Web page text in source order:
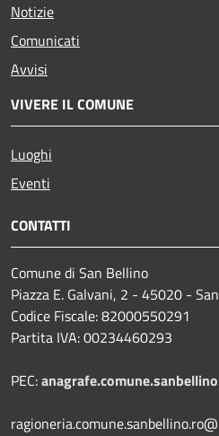
Notizie
Comunicati
Avvisi
VIVERE IL COMUNE
Luoghi
Eventi
CONTATTI
Comune di San Bellino
Piazza E. Galvani, 2 - 45020 -
Codice Fiscale: 82000550291
Partita IVA: 00234460293
PEC: